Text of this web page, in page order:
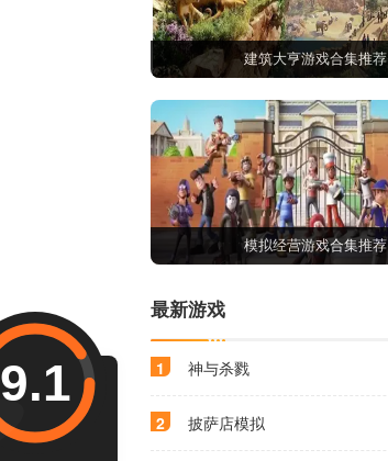
9.1
建筑大亨游戏合集推荐
模拟经营游戏合集推荐
最新游戏
1 神与杀戮
2 披萨店模拟